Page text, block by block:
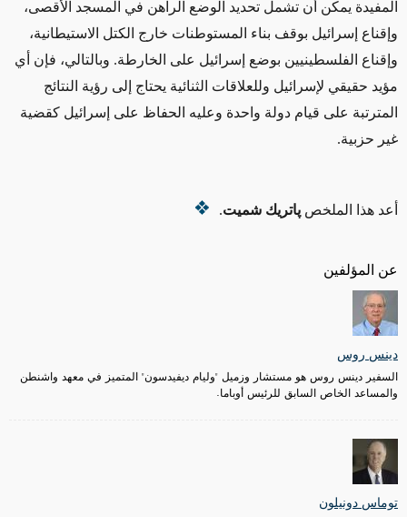
عن المؤلفين
دينس روس
السفير دينس روس هو مستشار وزميل "وليام ديفيدسون" المتميز في معهد واشنطن
والمساعد الخاص السابق للرئيس أوباما.
توماس دونيلون
المفيدة يمكن أن تشمل تحديد الوضع الراهن في المسجد الأقصى،
وإقناع إسرائيل بوقف بناء المستوطنات خارج الكتل الاستيطانية،
وإقناع الفلسطينيين بوضع إسرائيل على الخارطة. وبالتالي، فإن أي
مؤيد حقيقي لإسرائيل وللعلاقات الثنائية يحتاج إلى رؤية النتائج
المترتبة على قيام دولة واحدة وعليه الحفاظ على إسرائيل كقضية
غير حزبية.
أعد هذا الملخص پاتريك شميت.